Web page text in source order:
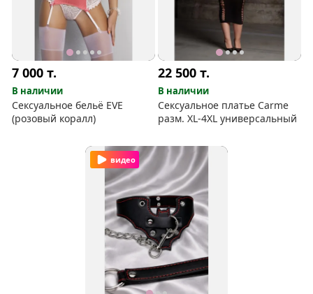
7 000т.
В наличии
Сексуальное бельё EVE
(розовый коралл)
22 500т.
В наличии
Сексуальное платье Carme
разм. XL-4XL универсальный
видео